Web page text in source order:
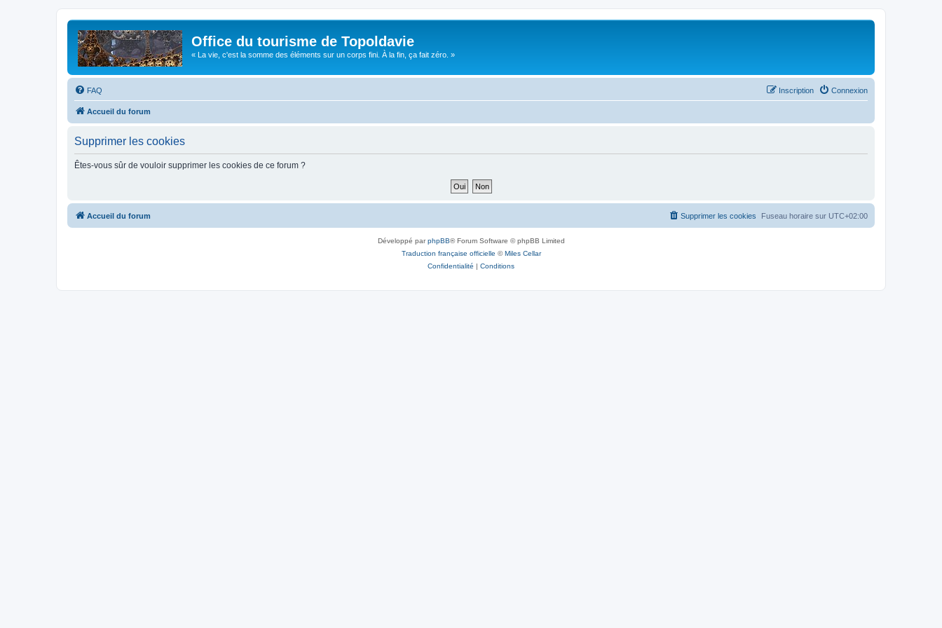
Office du tourisme de Topoldavie
« La vie, c'est la somme des éléments sur un corps fini. À la fin, ça fait zéro. »
FAQ Connexion
Inscription
Accueil du forum
Supprimer les cookies
Êtes-vous sûr de vouloir supprimer les cookies de ce forum ?
Accueil du forum Fuseau horaire sur UTC+02:00
Supprimer les cookies
Développé parphpBB® Forum Software © phpBB Limited
Traduction française officielle ©Miles Cellar
Confidentialité | Conditions